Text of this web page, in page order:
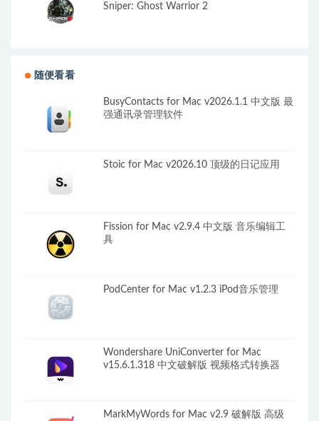
Sniper: Ghost Warrior 2
随便看看
BusyContacts for Mac v2026.1.1 中文版 最
强通讯录管理软件
Stoic for Mac v2026.10 顶级的日记应用
Fission for Mac v2.9.4 中文版 音乐编辑工
具
PodCenter for Mac v1.2.3 iPod音乐管理
Wondershare UniConverter for Mac
v15.6.1.318 中文破解版 视频格式转换器
MarkMyWords for Mac v2.9 破解版 高级